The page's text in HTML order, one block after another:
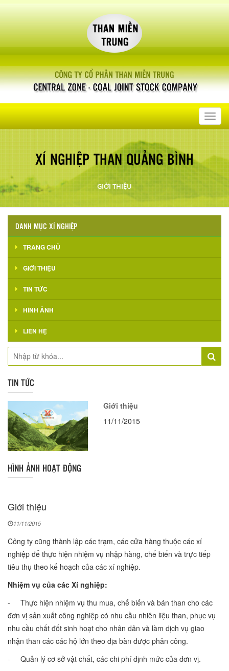
XÍ NGHIỆP THAN QUẢNG BÌNH
GIỚI THIỆU
DANH MỤC XÍ NGHIỆP
TRANG CHỦ
GIỚI THIỆU
TIN TỨC
HÌNH ẢNH
LIÊN HỆ
TIN TỨC
Giới thiệu
11/11/2015
HÌNH ẢNH HOẠT ĐỘNG
Giới thiệu
11/11/2015
Công ty cũng thành lập các trạm, các cửa hàng thuộc các xí
nghiệp để thực hiện nhiệm vụ nhập hàng, chế biến và trực tiếp
tiêu thụ theo kế hoạch của các xí nghiệp.
Nhiệm vụ của các Xí nghiệp:
- Thực hiện nhiệm vụ thu mua, chế biến và bán than cho các
đơn vị sản xuất công nghiệp có nhu cầu nhiên liệu than, phục vụ
nhu cầu chất đốt sinh hoạt cho nhân dân và làm dịch vụ giao
nhận than các các hộ lớn theo địa bàn được phân công.
- Quản lý cơ sở vật chất, các chi phí định mức của đơn vị.